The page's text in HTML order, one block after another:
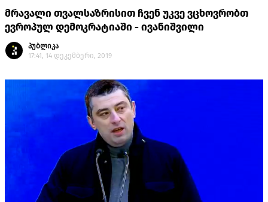
მრავალი თვალსაზრისით ჩვენ უკვე ვცხოვრობთ
ევროპულ დემოკრატიაში - ივანიშვილი
პუბლიკა
17:41, 14 დეკემბერი, 2019